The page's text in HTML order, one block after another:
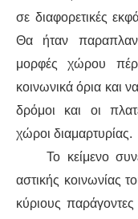
σε διαφορετικές
Θα ήταν
μορφές χώρου
κοινωνικά όρια και
δρόμοι και οι
χώροι διαμαρτυρίας.
Το κείμενο
αστικής κοινωνίας
κύριους